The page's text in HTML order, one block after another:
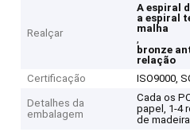
Realçar
A espiral
a espiral
malha
,
bronze
relação
Certificação
ISO9000,
Detalhes da
embalagem
Cada os
papel, 1-4
de